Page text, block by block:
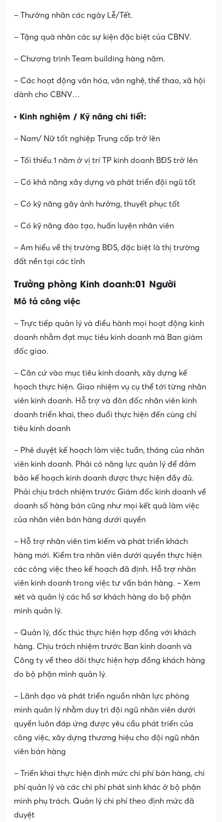
– Thưởng nhân các ngày Lễ/Tết.
– Tặng quà nhân các sự kiện đặc biệt của CBNV.
– Chương trình Team building hàng năm.
– Các hoạt động văn hóa, văn nghệ, thể thao, xã hội
dành cho CBNV…
• Kinh nghiệm / Kỹ năng chi tiết:
– Nam/ Nữ tốt nghiệp Trung cấp trở lên
– Tối thiểu 1 năm ở vị trí TP kinh doanh BĐS trở lên
– Có khả năng xây dựng và phát triển đội ngũ tốt
– Có kỹ năng gây ảnh hưởng, thuyết phục tốt
– Có kỹ năng đào tạo, huấn luyện nhân viên
– Am hiểu về thị trường BĐS, đặc biệt là thị trường
đất nền tại các tỉnh
Trưởng phòng Kinh doanh:01 Người
Mô tả công việc
– Trực tiếp quản lý và điều hành mọi hoạt động kinh
doanh nhằm đạt mục tiêu kinh doanh mà Ban giám
đốc giao.
– Căn cứ vào mục tiêu kinh doanh, xây dựng kế
họach thực hiện. Giao nhiệm vụ cụ thể tới từng nhân
viên kinh doanh. Hỗ trợ và đôn đốc nhân viên kinh
doanh triển khai, theo đuổi thực hiện đến cùng chỉ
tiêu kinh doanh
– Phê duyệt kế hoạch làm việc tuần, tháng của nhân
viên kinh doanh. Phải có năng lực quản lý để đảm
bảo kế hoạch kinh doanh được thực hiện đầy đủ.
Phải chịu trách nhiệm trước Giám đốc kinh doanh về
doanh số hàng bán cũng như mọi kết quả làm việc
của nhân viên bán hàng dưới quyền
– Hỗ trợ nhân viên tìm kiếm và phát triển khách
hàng mới. Kiểm tra nhân viên dưới quyền thực hiện
các công việc theo kế hoạch đã định. Hỗ trợ nhân
viên kinh doanh trong việc tư vấn bán hàng. – Xem
xét và quản lý các hồ sơ khách hàng do bộ phận
mình quản lý.
– Quản lý, đốc thúc thực hiện hợp đồng với khách
hàng. Chịu trách nhiệm trước Ban kinh doanh và
Công ty về theo dõi thực hiện hợp đồng khách hàng
do bộ phận mình quản lý.
– Lãnh đạo và phát triển nguồn nhân lực phòng
mình quản lý nhằm duy trì đội ngũ nhân viên dưới
quyền luôn đáp ứng được yêu cầu phát triển của
công việc, xây dựng thương hiệu cho đội ngũ nhân
viên bán hàng
– Triển khai thực hiện định mức chi phí bán hàng, chi
phí quản lý và các chi phí phát sinh khác ở bộ phận
mình phụ trách. Quản lý chi phí theo định mức đã
duyệt